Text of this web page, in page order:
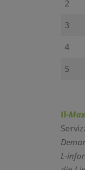
2
3
4
5
Il-
L-